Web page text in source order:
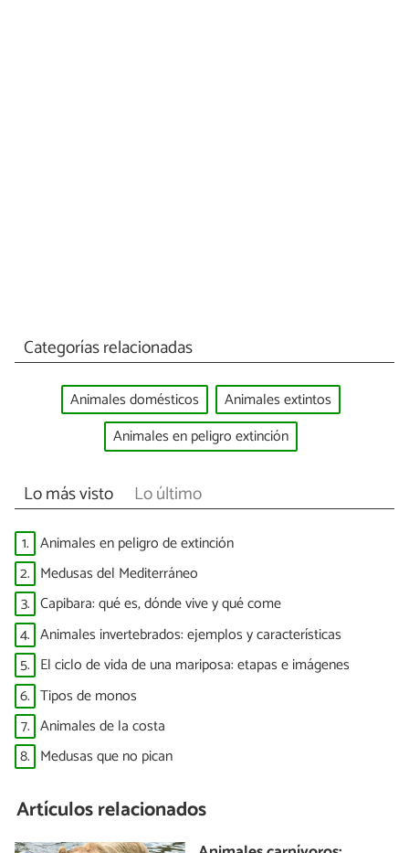
Categorías relacionadas
Animales domésticos
Animales extintos
Animales en peligro extinción
Lo más visto Lo último
1. Animales en peligro de extinción
2. Medusas del Mediterráneo
3. Capibara: qué es, dónde vive y qué come
4. Animales invertebrados: ejemplos y características
5. El ciclo de vida de una mariposa: etapas e imágenes
6. Tipos de monos
7. Animales de la costa
8. Medusas que no pican
Artículos relacionados